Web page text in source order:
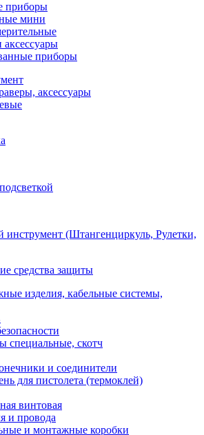
приборы
мини
приборы
аксессуары
инструмент (Штангенциркуль, Рулетки,
средства защиты
изделия, кабельные системы,
специальные, скотч
и соединители
для пистолета (термоклей)
винтовая
и провода
и монтажные коробки